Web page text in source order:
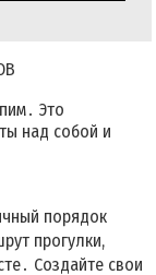
Это
над собой и
порядок
прогулки,
Создайте свои